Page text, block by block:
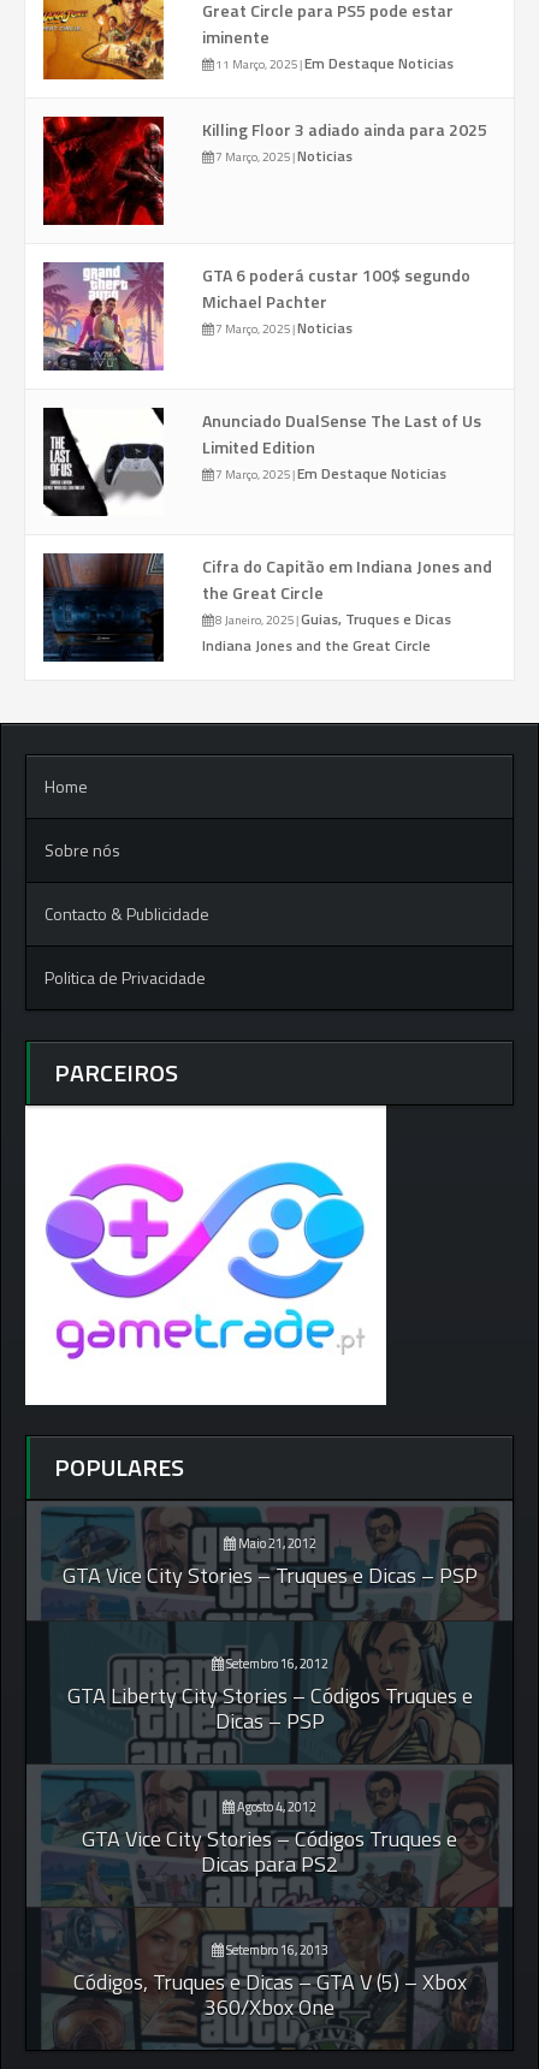
Great Circle para PS5 pode estar
iminente
11 Março, 2025|Em Destaque Noticias
Killing Floor 3 adiado ainda para 2025
7 Março, 2025|Noticias
GTA 6 poderá custar 100$ segundo
Michael Pachter
7 Março, 2025|Noticias
Anunciado DualSense The Last of Us
Limited Edition
7 Março, 2025|Em Destaque Noticias
Cifra do Capitão em Indiana Jones and
the Great Circle
8 Janeiro, 2025|Guias, Truques e Dicas
Indiana Jones and the Great Circle
Home
Sobre nós
Contacto & Publicidade
Politica de Privacidade
PARCEIROS
POPULARES
Maio 21, 2012
GTA Vice City Stories – Truques e Dicas – PSP
Setembro 16, 2012
GTA Liberty City Stories – Códigos Truques e
Dicas – PSP
Agosto 4, 2012
GTA Vice City Stories – Códigos Truques e
Dicas para PS2
Setembro 16, 2013
Códigos, Truques e Dicas – GTA V (5) – Xbox
360/Xbox One